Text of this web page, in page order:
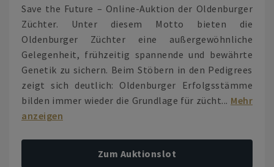
Save the Future – Online-Auktion der Oldenburger
Züchter. Unter diesem Motto bieten die
Oldenburger Züchter eine außergewöhnliche
Gelegenheit, frühzeitig spannende und bewährte
Genetik zu sichern. Beim Stöbern in den Pedigrees
zeigt sich deutlich: Oldenburger Erfolgsstämme
bilden immer wieder die Grundlage für zücht... Mehr
anzeigen
Zum Auktionslot